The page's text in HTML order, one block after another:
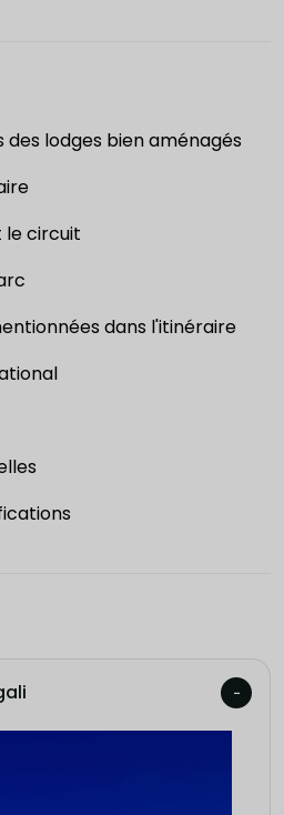
lodges bien aménagés
circuit
dans l'itinéraire